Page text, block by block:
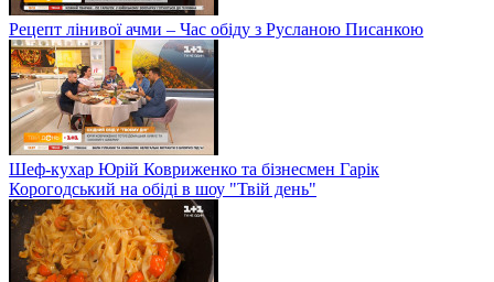
Рецепт лінивої ачми – Час обіду з Русланою Писанкою
Шеф-кухар Юрій Ковриженко та бізнесмен Гарік
Корогодський на обіді в шоу "Твій день"